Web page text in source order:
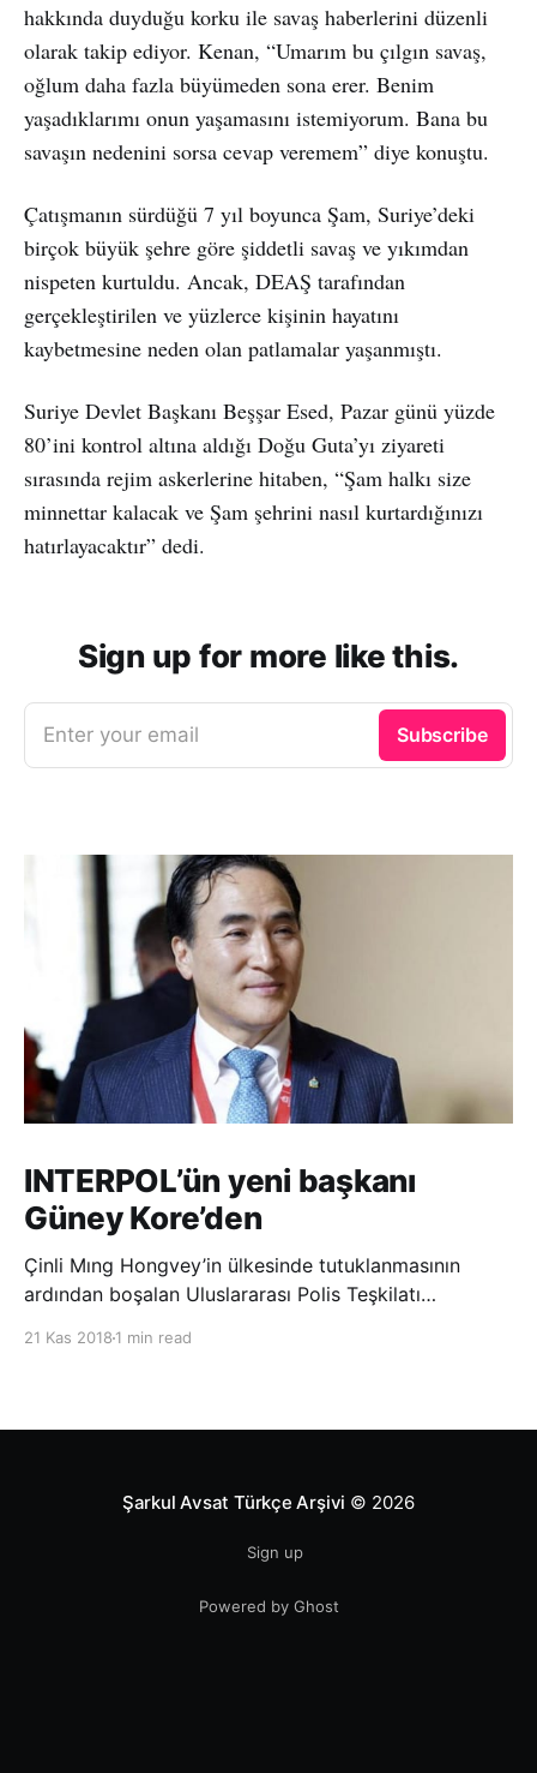
hakkında duyduğu korku ile savaş haberlerini düzenli
olarak takip ediyor. Kenan, “Umarım bu çılgın savaş,
oğlum daha fazla büyümeden sona erer. Benim
yaşadıklarımı onun yaşamasını istemiyorum. Bana bu
savaşın nedenini sorsa cevap veremem” diye konuştu.
Çatışmanın sürdüğü 7 yıl boyunca Şam, Suriye’deki
birçok büyük şehre göre şiddetli savaş ve yıkımdan
nispeten kurtuldu. Ancak, DEAŞ tarafından
gerçekleştirilen ve yüzlerce kişinin hayatını
kaybetmesine neden olan patlamalar yaşanmıştı.
Suriye Devlet Başkanı Beşşar Esed, Pazar günü yüzde
80’ini kontrol altına aldığı Doğu Guta’yı ziyareti
sırasında rejim askerlerine hitaben, “Şam halkı size
minnettar kalacak ve Şam şehrini nasıl kurtardığınızı
hatırlayacaktır” dedi.
Sign up for more like this.
Enter your email Subscribe
INTERPOL’ün yeni başkanı
Güney Kore’den
Çinli Mıng Hongvey’in ülkesinde tutuklanmasının
ardından boşalan Uluslararası Polis Teşkilatı
21 Kas 2018 1 min read
Şarkul Avsat Türkçe Arşivi © 2026
Sign up
Powered by Ghost